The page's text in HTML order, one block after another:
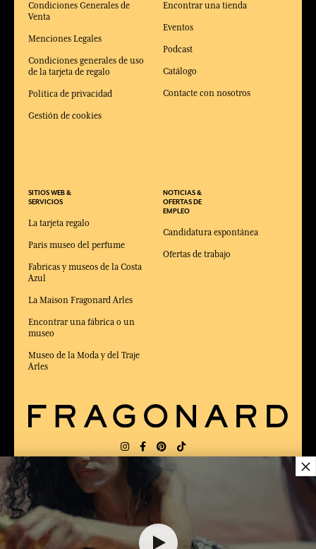
Condiciones Generales de
Venta
Menciones Legales
Condiciones generales de uso
de la tarjeta de regalo
Política de privacidad
Gestión de cookies
SITIOS WEB &
SERVICIOS
La tarjeta regalo
Paris museo del perfume
Fabricas y museos de la Costa
Azul
La Maison Fragonard Arles
Encontrar una fábrica o un
museo
Museo de la Moda y del Traje
Arles
Encontrar una tienda
Eventos
Podcast
Catálogo
Contacte con nosotros
NOTICIAS &
OFERTAS DE
EMPLEO
Candidatura espontánea
Ofertas de trabajo
ENTREGA: FR
×